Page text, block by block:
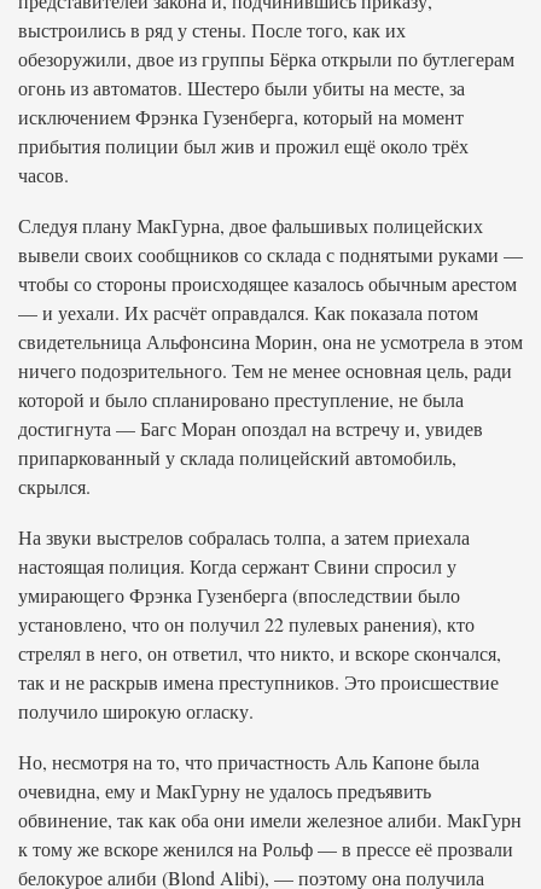
выстроились в ряд у стены. После того, как их
обезоружили, двое из группы Бёрка открыли по бутлегерам
огонь из автоматов. Шестеро были убиты на месте, за
исключением Фрэнка Гузенберга, который на момент
прибытия полиции был жив и прожил ещё около трёх
часов.
Следуя плану МакГурна, двое фальшивых полицейских
вывели своих сообщников со склада с поднятыми руками —
чтобы со стороны происходящее казалось обычным арестом
— и уехали. Их расчёт оправдался. Как показала потом
свидетельница Альфонсина Морин, она не усмотрела в этом
ничего подозрительного. Тем не менее основная цель, ради
которой и было спланировано преступление, не была
достигнута — Багс Моран опоздал на встречу и, увидев
припаркованный у склада полицейский автомобиль,
скрылся.
На звуки выстрелов собралась толпа, а затем приехала
настоящая полиция. Когда сержант Свини спросил у
умирающего Фрэнка Гузенберга (впоследствии было
установлено, что он получил 22 пулевых ранения), кто
стрелял в него, он ответил, что никто, и вскоре скончался,
так и не раскрыв имена преступников. Это происшествие
получило широкую огласку.
Но, несмотря на то, что причастность Аль Капоне была
очевидна, ему и МакГурну не удалось предъявить
обвинение, так как оба они имели железное алиби. МакГурн
к тому же вскоре женился на Рольф — в прессе её прозвали
белокурое алиби (Blond Alibi), — поэтому она получила